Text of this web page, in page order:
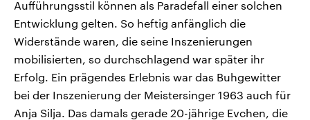
Aufführungsstil können als Paradefall einer solchen
Entwicklung gelten. So heftig anfänglich die
Widerstände waren, die seine Inszenierungen
mobilisierten, so durchschlagend war später ihr
Erfolg. Ein prägendes Erlebnis war das Buhgewitter
bei der Inszenierung der Meistersinger 1963 auch für
Anja Silja. Das damals gerade 20-jährige Evchen, die